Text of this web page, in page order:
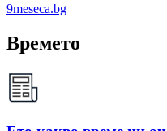
9meseca.bg
Времето